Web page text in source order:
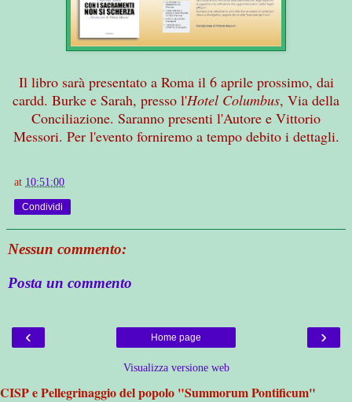
Il libro sarà presentato a Roma il 6 aprile prossimo, dai
cardd. Burke e Sarah, presso l'Hotel Columbus, Via della
Conciliazione. Saranno presenti l'Autore e Vittorio
Messori. Per l'evento forniremo a tempo debito i dettagli.
at 10:51:00
Condividi
Nessun commento:
Posta un commento
‹ ›
Home page
Visualizza versione web
CISP e Pellegrinaggio del popolo "Summorum Pontificum"